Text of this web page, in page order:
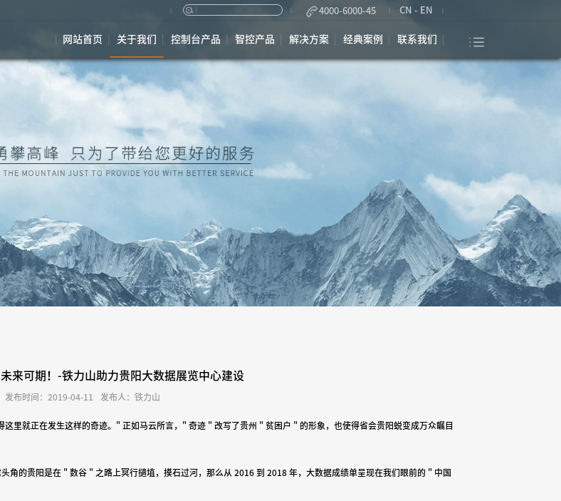
4000-6000-45 CN - EN
网站首页 关于我们 控制台产品 智控产品 解决方案 经典案例 联系我们
来可期！-铁力山助力贵阳大数据展览中心建设
发布时间：2019-04-11 发布人：铁力山
里就正在发生这样的奇迹。" 正如马云所言，" 奇迹 " 改写了贵州 " 贫困户 " 的形象，也使得省会贵阳蜕变成万众瞩目
角的贵阳是在 " 数谷 " 之路上冥行擿埴，摸石过河，那么从 2016 到 2018 年，大数据成绩单呈现在我们眼前的 " 中国